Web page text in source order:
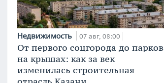
Недвижимость 07 авг, 08:00
От первого соцгорода до парков
на крышах: как за век
изменилась строительная